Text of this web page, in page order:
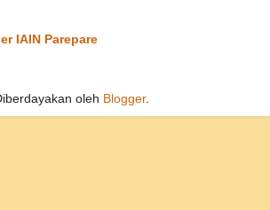
IAIN Parepare
oleh Blogger.